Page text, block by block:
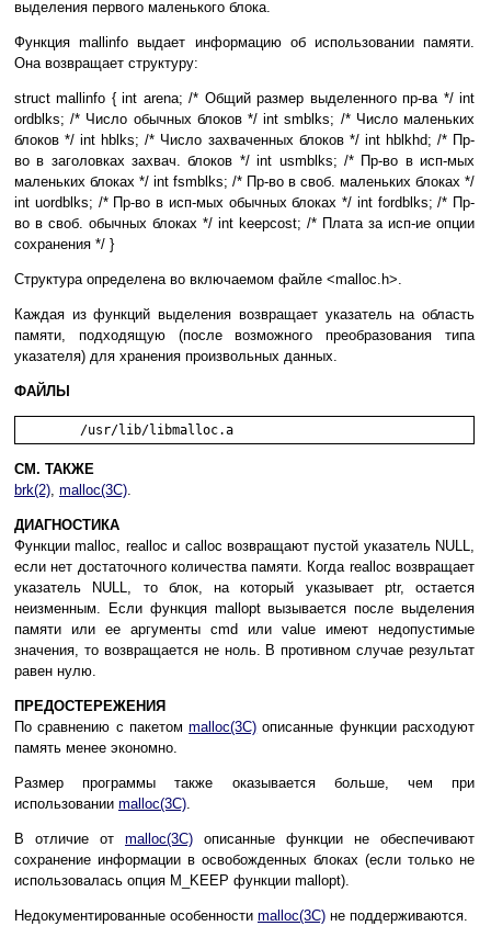
выделения первого маленького блока.
Функция mallinfo выдает информацию об использовании памяти.
Она возвращает структуру:
struct mallinfo { int arena; /* Общий размер выделенного пр-ва */ int
ordblks; /* Число обычных блоков */ int smblks; /* Число маленьких
блоков */ int hblks; /* Число захваченных блоков */ int hblkhd; /* Пр-
во в заголовках захвач. блоков */ int usmblks; /* Пр-во в исп-мых
маленьких блоках */ int fsmblks; /* Пр-во в своб. маленьких блоках */
int uordblks; /* Пр-во в исп-мых обычных блоках */ int fordblks; /* Пр-
во в своб. обычных блоках */ int keepcost; /* Плата за исп-ие опции
сохранения */ }
Структура определена во включаемом файле <malloc.h>.
Каждая из функций выделения возвращает указатель на область
памяти, подходящую (после возможного преобразования типа
указателя) для хранения произвольных данных.
ФАЙЛЫ
СМ. ТАКЖЕ
brk(2), malloc(3C).
ДИАГНОСТИКА
Функции malloc, realloc и calloc возвращают пустой указатель NULL,
если нет достаточного количества памяти. Когда realloc возвращает
указатель NULL, то блок, на который указывает ptr, остается
неизменным. Если функция mallopt вызывается после выделения
памяти или ее аргументы cmd или value имеют недопустимые
значения, то возвращается не ноль. В противном случае результат
равен нулю.
ПРЕДОСТЕРЕЖЕНИЯ
По сравнению с пакетомmalloc(3C) описанные функции расходуют
память менее экономно.
Размер программы также оказывается больше, чем при
использовании malloc(3C).
В отличие от malloc(3C) описанные функции не обеспечивают
сохранение информации в освобожденных блоках (если только не
использовалась опция M_KEEP функции mallopt).
Недокументированные особенности malloc(3C) не поддерживаются.